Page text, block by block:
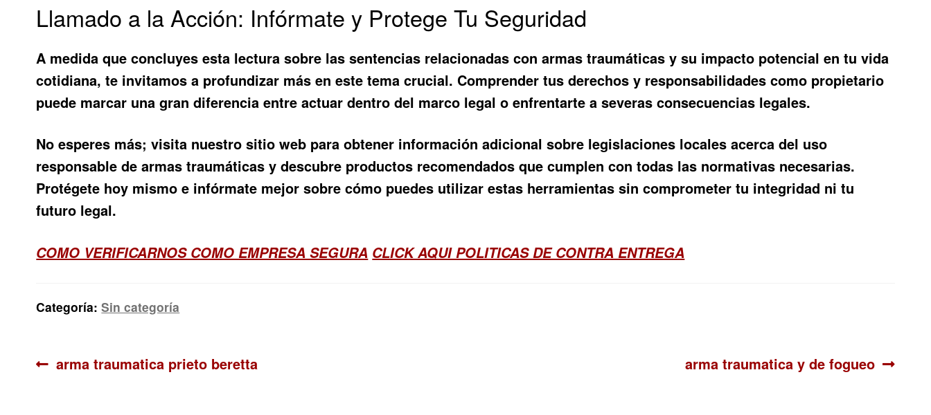
Llamado a la Acción: Infórmate y Protege Tu Seguridad
A medida que concluyes esta lectura sobre las sentencias relacionadas con armas traumáticas y su impacto potencial en tu vida
cotidiana, te invitamos a profundizar más en este tema crucial. Comprender tus derechos y responsabilidades como propietario
puede marcar una gran diferencia entre actuar dentro del marco legal o enfrentarte a severas consecuencias legales.
No esperes más; visita nuestro sitio web para obtener información adicional sobre legislaciones locales acerca del uso
responsable de armas traumáticas y descubre productos recomendados que cumplen con todas las normativas necesarias.
Protégete hoy mismo e infórmate mejor sobre cómo puedes utilizar estas herramientas sin comprometer tu integridad ni tu
futuro legal.
COMO VERIFICARNOS COMO EMPRESA SEGURA CLICK AQUI POLITICAS DE CONTRA ENTREGA
Categoría:Sin categoría
Navegación
Anterior:
arma traumatica prieto beretta Siguiente:
arma traumatica y de fogueo